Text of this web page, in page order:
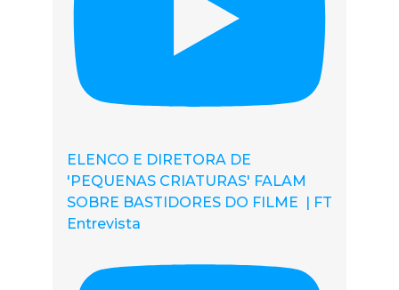
ELENCO E DIRETORA DE
'PEQUENAS CRIATURAS' FALAM
SOBRE BASTIDORES DO FILME | FT
Entrevista